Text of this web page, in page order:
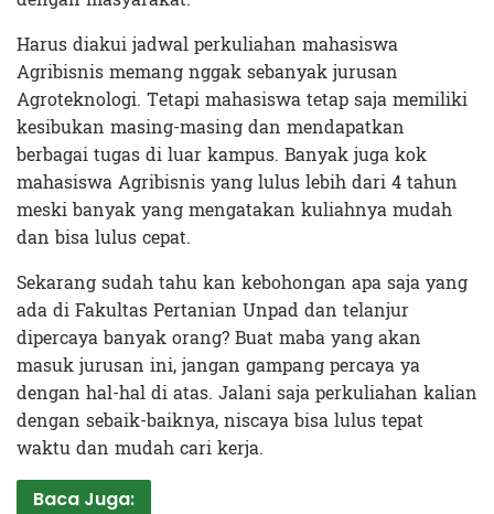
Harus diakui jadwal perkuliahan mahasiswa
Agribisnis memang nggak sebanyak jurusan
Agroteknologi. Tetapi mahasiswa tetap saja memiliki
kesibukan masing-masing dan mendapatkan
berbagai tugas di luar kampus. Banyak juga kok
mahasiswa Agribisnis yang lulus lebih dari 4 tahun
meski banyak yang mengatakan kuliahnya mudah
dan bisa lulus cepat.
Sekarang sudah tahu kan kebohongan apa saja yang
ada di Fakultas Pertanian Unpad dan telanjur
dipercaya banyak orang? Buat maba yang akan
masuk jurusan ini, jangan gampang percaya ya
dengan hal-hal di atas. Jalani saja perkuliahan kalian
dengan sebaik-baiknya, niscaya bisa lulus tepat
waktu dan mudah cari kerja.
Baca Juga: